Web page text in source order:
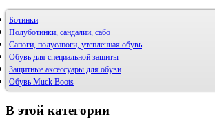
Ботинки
Полуботинки, сандалии, сабо
Сапоги, полусапоги, утепленная обувь
Обувь для специальной защиты
Защитные аксессуары для обуви
Обувь Muck Boots
В этой категории